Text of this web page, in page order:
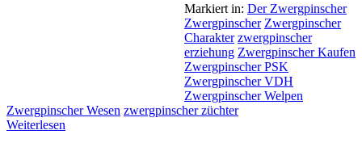
Markiert in: Der Zwergpinscher
Zwergpinscher Zwergpinscher
Charakter zwergpinscher
erziehung Zwergpinscher Kaufen
Zwergpinscher PSK
Zwergpinscher VDH
Zwergpinscher Welpen
Zwergpinscher Wesen zwergpinscher züchter
Weiterlesen